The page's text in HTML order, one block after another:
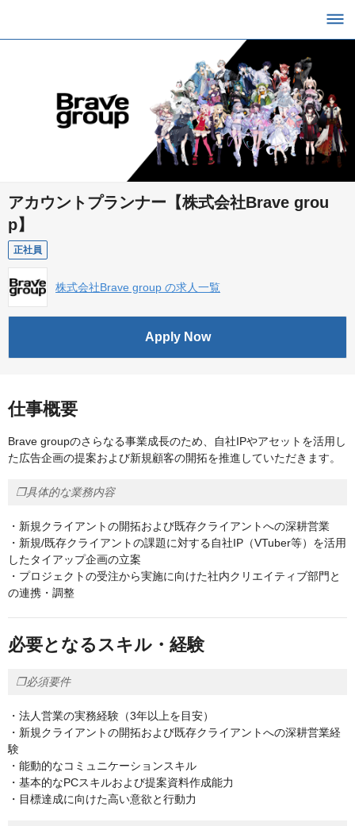
アカウントプランナー【株式会社Brave grou
p】
正社員
株式会社Brave group の求人一覧
Apply Now
仕事概要
Brave groupのさらなる事業成長のため、自社IPやアセットを活用し
た広告企画の提案および新規顧客の開拓を推進していただきます。
❐具体的な業務内容
・新規クライアントの開拓および既存クライアントへの深耕営業
・新規/既存クライアントの課題に対する自社IP（VTuber等）を活用
したタイアップ企画の立案
・プロジェクトの受注から実施に向けた社内クリエイティブ部門と
の連携・調整
必要となるスキル・経験
❐必須要件
・法人営業の実務経験（3年以上を目安）
・新規クライアントの開拓および既存クライアントへの深耕営業経
験
・能動的なコミュニケーションスキル
・基本的なPCスキルおよび提案資料作成能力
・目標達成に向けた高い意欲と行動力